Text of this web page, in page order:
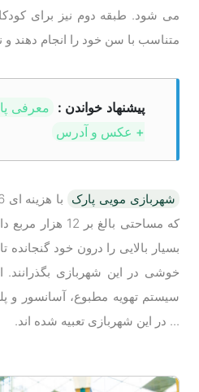
می شود. طبقه دوم نیز برای
متناسب با سن خود را انجام دهند و
پیشنهاد خواندن : معرفی
+ عکس و آدرس
شهربازی مویی پارک
که مساحتی بالغ
بسیار بالایی را درون خود گنجانده
خوشی در این شهربازی بگذرانند.
سیستم تهویه مطبوع، آسانسور و
... در این شهربازی تعبیه شده اند.